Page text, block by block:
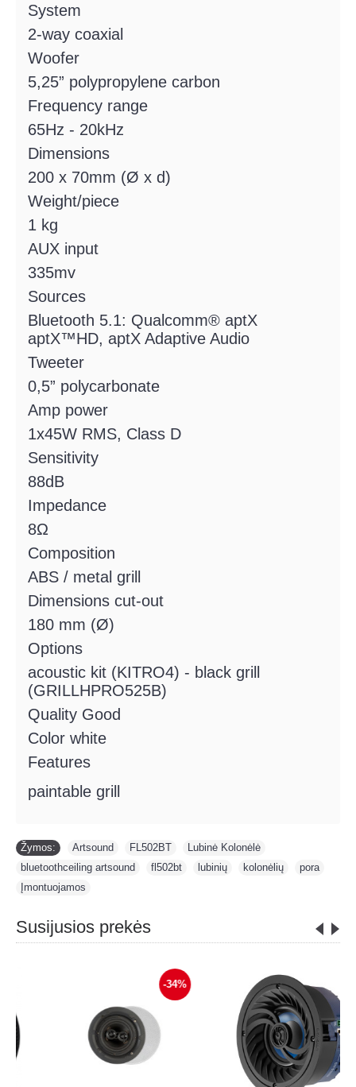
System
2-way coaxial
Woofer
5,25” polypropylene carbon
Frequency range
65Hz - 20kHz
Dimensions
200 x 70mm (Ø x d)
Weight/piece
1 kg
AUX input
335mv
Sources
Bluetooth 5.1: Qualcomm® aptX
aptX™HD, aptX Adaptive Audio
Tweeter
0,5” polycarbonate
Amp power
1x45W RMS, Class D
Sensitivity
88dB
Impedance
8Ω
Composition
ABS / metal grill
Dimensions cut-out
180 mm (Ø)
Options
acoustic kit (KITRO4) - black grill
(GRILLHPRO525B)
Quality Good
Color white
Features
paintable grill
Žymos: Artsound FL502BT Lubinė Kolonėlė
bluetoothceiling artsound
fl502bt lubinių kolonėlių pora
Įmontuojamos
Susijusios prekės